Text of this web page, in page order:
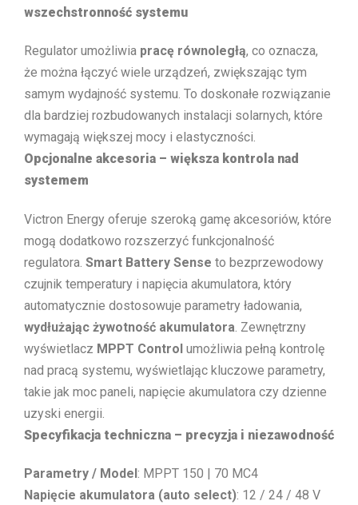
wszechstronność systemu
Regulator umożliwia pracę równoległą, co oznacza,
że można łączyć wiele urządzeń, zwiększając tym
samym wydajność systemu. To doskonałe rozwiązanie
dla bardziej rozbudowanych instalacji solarnych, które
wymagają większej mocy i elastyczności.
Opcjonalne akcesoria – większa kontrola nad
systemem
Victron Energy oferuje szeroką gamę akcesoriów, które
mogą dodatkowo rozszerzyć funkcjonalność
regulatora. Smart Battery Sense to bezprzewodowy
czujnik temperatury i napięcia akumulatora, który
automatycznie dostosowuje parametry ładowania,
wydłużając żywotność akumulatora . Zewnętrzny
wyświetlacz MPPT Control umożliwia pełną kontrolę
nad pracą systemu, wyświetlając kluczowe parametry,
takie jak moc paneli, napięcie akumulatora czy dzienne
uzyski energii.
Specyfikacja techniczna – precyzja i niezawodność
Parametry / Model: MPPT 150 | 70 MC4
Napięcie akumulatora (auto select): 12 / 24 / 48 V